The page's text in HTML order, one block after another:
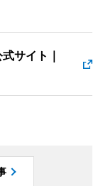
サイト｜